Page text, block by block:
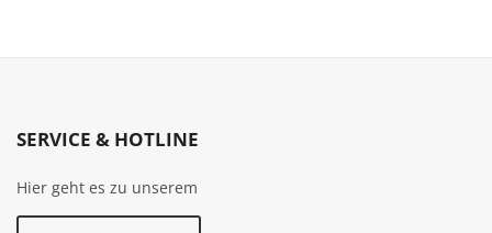
SERVICE & HOTLINE
Hier geht es zu unserem